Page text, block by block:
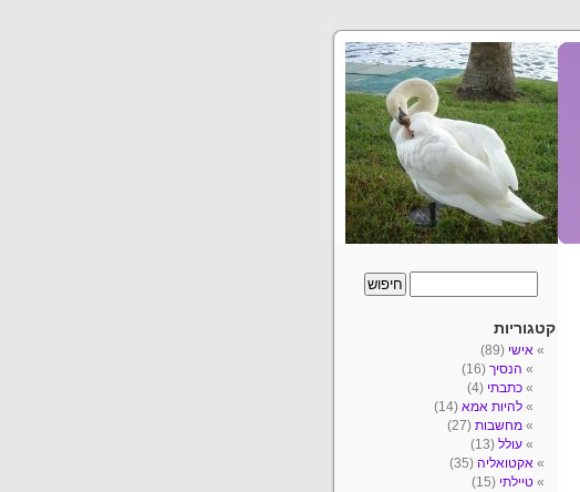
קטגוריות
אישי (89)
הנסיך (16)
כתבתי (4)
להיות אמא (14)
מחשבות (27)
עולל (13)
אקטואליה (35)
טיילתי (15)